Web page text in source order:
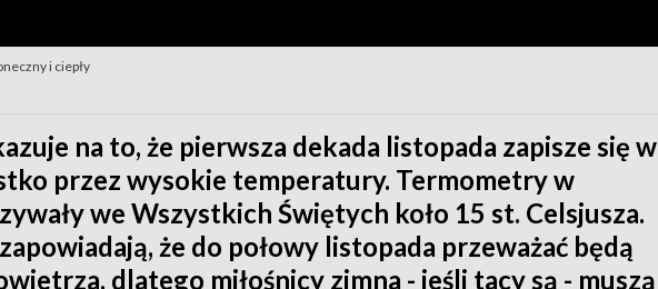
i ciepły
na to, że pierwsza dekada listopada zapisze się w
przez wysokie temperatury. Termometry w
we Wszystkich Świętych koło 15 st. Celsjusza.
że do połowy listopada przeważać będą
dlatego miłośnicy zimna - jeśli tacy są - muszą